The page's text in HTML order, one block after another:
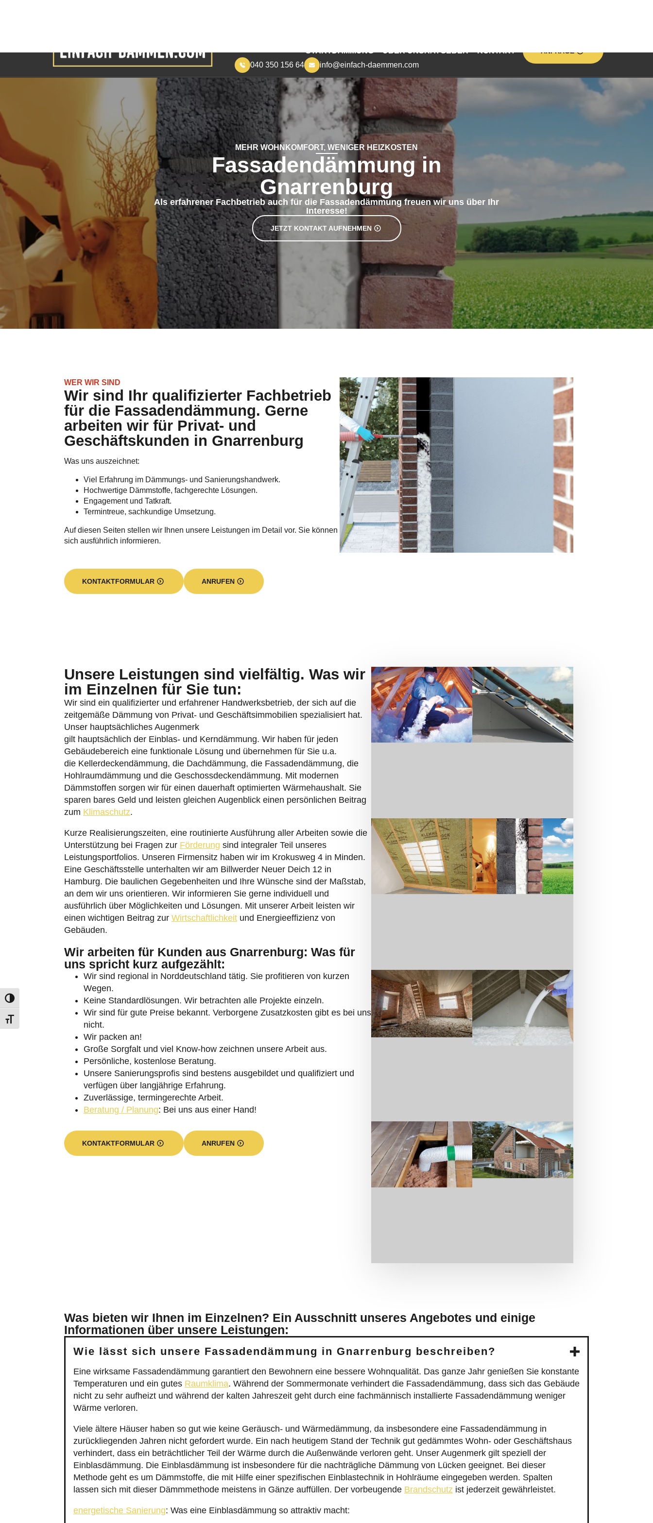
Umschalten auf hohe Kontraste
STARTDÄMMUNG ÜBER UNSRATGEBER KONTAKT ANFRAGE
MEHR WOHNKOMFORT, WENIGER HEIZKOSTEN
Fassadendämmung in
Gnarrenburg
Als erfahrener Fachbetrieb auch für die Fassadendämmung freuen wir uns über Ihr
Interesse!
JETZT KONTAKT AUFNEHMEN
WER WIR SIND
Wir sind Ihr qualifizierter Fachbetrieb
für die Fassadendämmung. Gerne
arbeiten wir für Privat- und
Geschäftskunden in Gnarrenburg
Was uns auszeichnet:
Viel Erfahrung im Dämmungs- und Sanierungshandwerk.
Hochwertige Dämmstoffe, fachgerechte Lösungen.
Engagement und Tatkraft.
Termintreue, sachkundige Umsetzung.
Auf diesen Seiten stellen wir Ihnen unsere Leistungen im Detail vor. Sie können
sich ausführlich informieren.
KONTAKTFORMULAR ANRUFEN
Unsere Leistungen sind vielfältig. Was wir
im Einzelnen für Sie tun:
Wir sind ein qualifizierter und erfahrener Handwerksbetrieb, der sich auf die
zeitgemäße Dämmung von Privat- und Geschäftsimmobilien spezialisiert hat.
Unser hauptsächliches Augenmerk
gilt hauptsächlich der Einblas- und Kerndämmung. Wir haben für jeden
Gebäudebereich eine funktionale Lösung und übernehmen für Sie u.a.
die Kellerdeckendämmung, die Dachdämmung, die Fassadendämmung, die
Hohlraumdämmung und die Geschossdeckendämmung. Mit modernen
Dämmstoffen sorgen wir für einen dauerhaft optimierten Wärmehaushalt. Sie
sparen bares Geld und leisten gleichen Augenblick einen persönlichen Beitrag
zum Klimaschutz.
Kurze Realisierungszeiten, eine routinierte Ausführung aller Arbeiten sowie die
Unterstützung bei Fragen zur Förderung sind integraler Teil unseres
Leistungsportfolios. Unseren Firmensitz haben wir im Krokusweg 4 in Minden.
Eine Geschäftsstelle unterhalten wir am Billwerder Neuer Deich 12 in
Hamburg. Die baulichen Gegebenheiten und Ihre Wünsche sind der Maßstab,
an dem wir uns orientieren. Wir informieren Sie gerne individuell und
ausführlich über Möglichkeiten und Lösungen. Mit unserer Arbeit leisten wir
einen wichtigen Beitrag zur Wirtschaftlichkeit und Energieeffizienz von
Gebäuden.
Wir arbeiten für Kunden aus Gnarrenburg: Was für
uns spricht kurz aufgezählt:
Wir sind regional in Norddeutschland tätig. Sie profitieren von kurzen
Wegen.
Keine Standardlösungen. Wir betrachten alle Projekte einzeln.
Wir sind für gute Preise bekannt. Verborgene Zusatzkosten gibt es bei uns
nicht.
Wir packen an!
Große Sorgfalt und viel Know-how zeichnen unsere Arbeit aus.
Persönliche, kostenlose Beratung.
Unsere Sanierungsprofis sind bestens ausgebildet und qualifiziert und
verfügen über langjährige Erfahrung.
Zuverlässige, termingerechte Arbeit.
Beratung / Planung: Bei uns aus einer Hand!
KONTAKTFORMULAR ANRUFEN
Was bieten wir Ihnen im Einzelnen? Ein Ausschnitt unseres Angebotes und einige
Informationen über unsere Leistungen:
Wie lässt sich unsere Fassadendämmung in Gnarrenburg beschreiben?
Eine wirksame Fassadendämmung garantiert den Bewohnern eine bessere Wohnqualität. Das ganze Jahr genießen Sie konstante
Temperaturen und ein gutes Raumklima. Während der Sommermonate verhindert die Fassadendämmung, dass sich das Gebäude
nicht zu sehr aufheizt und während der kalten Jahreszeit geht durch eine fachmännisch installierte Fassadendämmung weniger
Wärme verloren.
Viele ältere Häuser haben so gut wie keine Geräusch- und Wärmedämmung, da insbesondere eine Fassadendämmung in
zurückliegenden Jahren nicht gefordert wurde. Ein nach heutigem Stand der Technik gut gedämmtes Wohn- oder Geschäftshaus
verhindert, dass ein beträchtlicher Teil der Wärme durch die Außenwände verloren geht. Unser Augenmerk gilt speziell der
Einblasdämmung. Die Einblasdämmung ist insbesondere für die nachträgliche Dämmung von Lücken geeignet. Bei dieser
Methode geht es um Dämmstoffe, die mit Hilfe einer spezifischen Einblastechnik in Hohlräume eingegeben werden. Spalten
lassen sich mit dieser Dämmmethode meistens in Gänze auffüllen. Der vorbeugende Brandschutz ist jederzeit gewährleistet.
energetische Sanierung: Was eine Einblasdämmung so attraktiv macht: